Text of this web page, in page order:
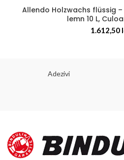
Allendo Holzwachs flüssig
lemn 10 L,
1.612,50
Adezivi